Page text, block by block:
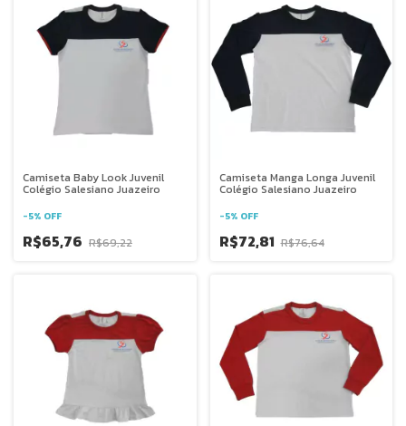
Camiseta Baby Look Juvenil
Colégio Salesiano Juazeiro
-5% OFF
R$65,76 R$69,22
Camiseta Manga Longa Juvenil
Colégio Salesiano Juazeiro
-5% OFF
R$72,81 R$76,64